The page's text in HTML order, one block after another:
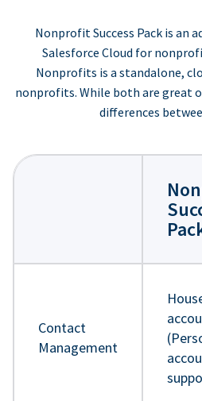
Nonprofit Success Pack is an
Salesforce Cloud for
Nonprofits is a standalone,
nonprofits. While both are great
differences
Contact
Management